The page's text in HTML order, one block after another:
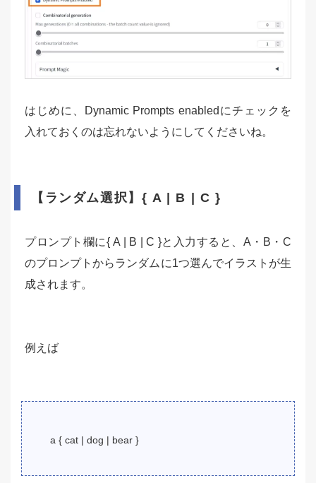
はじめに、Dynamic Prompts enabledにチェックを
入れておくのは忘れないようにしてくださいね。
【ランダム選択】{ A | B | C }
プロンプト欄に{ A | B | C }と入力すると、A・B・C
のプロンプトからランダムに1つ選んでイラストが生
成されます。
例えば
a { cat | dog | bear }